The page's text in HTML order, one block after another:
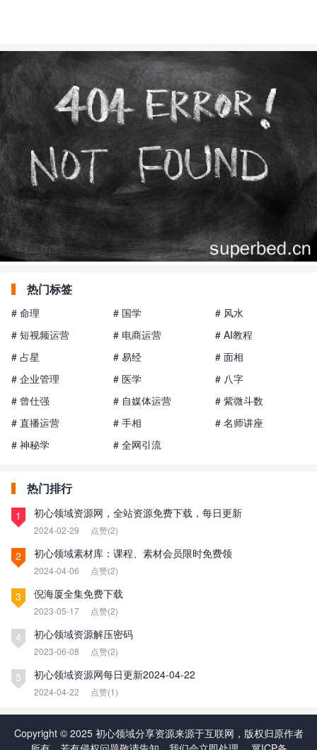
热门标签
# 命理 # 国学
# 风水
# 短视频运营
# 电商运营
# AI教程
# 占星
# 易经
# 面相
# 企业管理
# 医学
# 八字
# 曾仕强
# 自媒体运营
# 紫微斗数
# 直播运营
# 手相
# 名师讲座
# 神秘学
# 全网引流
热门排行
1 初心领域资源网，全站资源免费下载，每日更新
2024-02-29 点赞(2)
2 初心领域素材库：课程、素材会员限时免费领
2024-04-06 点赞(2)
3 倪海厦全集免费下载
2023-05-17 点赞(2)
4 初心领域资源解压密码
2023-06-08 点赞(2)
5 初心领域资源网每日更新2024-04-22
2024-04-22 点赞(1)
Copyright © 2025 初心领域分享资源来源于互联网，版权归原作者